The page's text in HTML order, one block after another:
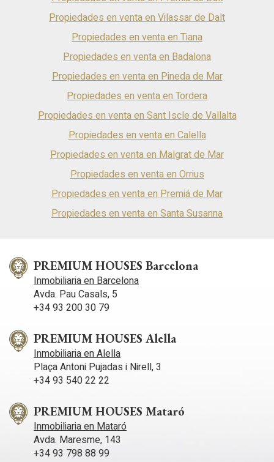
Propiedades en venta en Vilassar de Dalt
Propiedades en venta en Tiana
Propiedades en venta en Badalona
Propiedades en venta en Pineda de Mar
Propiedades en venta en Tordera
Propiedades en venta en Sant Iscle de Vallalta
Propiedades en venta en Calella
Propiedades en venta en Malgrat de Mar
Propiedades en venta en Orrius
Propiedades en venta en Premiá de Mar
Propiedades en venta en Santa Susanna
PREMIUM HOUSES Barcelona
Inmobiliaria en Barcelona
Avda. Pau Casals, 5
+34 93 200 30 79
PREMIUM HOUSES Alella
Inmobiliaria en Alella
Plaça Antoni Pujadas i Nirell, 3
+34 93 540 22 22
PREMIUM HOUSES Mataró
Inmobiliaria en Mataró
Avda. Maresme, 143
+34 93 798 88 99